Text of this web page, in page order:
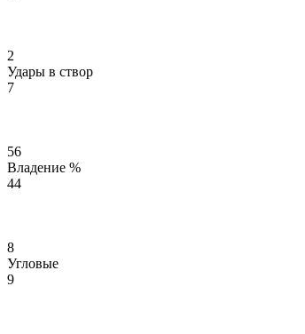
2
Удары в створ
7
56
Владение %
44
8
Угловые
9